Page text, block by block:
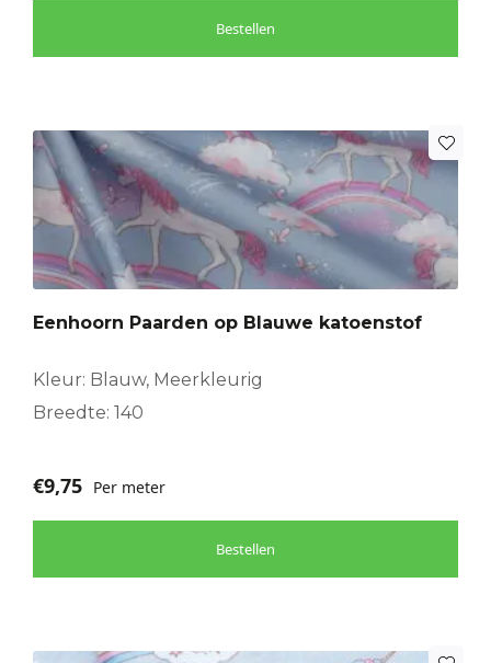
Bestellen
Eenhoorn Paarden op Blauwe katoenstof
Kleur: Blauw, Meerkleurig
Breedte: 140
€9,75 Per meter
Bestellen